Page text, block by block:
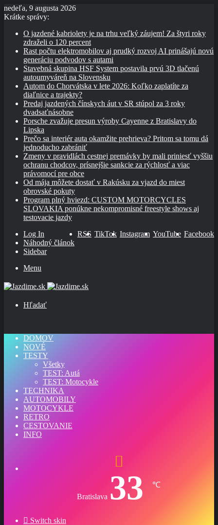
nedeľa, 9 augusta 2026
Krátke správy:
O jazdené kabriolety je na trhu veľký záujem! Za štyri roky
zdraželi o 120 percent
Rast počtu elektromobilov aj prudký rozvoj AI prinášajú novú
generáciu podvodov s autami
Stavebná skupina HSF System postavila prvú 3D tlačenú
autoumyváreň na Slovensku
Autom do Chorvátska v lete 2026: Koľko zaplatíte za
diaľnice a trajekty?
Predaj jazdených čínskych áut v SR stúpol za 3 roky
dvadsaťnásobne
Porsche zvažuje presun výroby Cayenne z Bratislavy do
Lipska
Prečo sa interiér auta okamžite prehrieva? Pritom sa tomu dá
jednoducho zabrániť
Zmeny v pravidlách cestnej premávky by mali priniesť vyššiu
ochranu chodcov, prísnejšie sankcie za rýchlosť a viac
právomocí pre obce
Od mája môžete dostať v Rakúsku za vjazd do miest
obrovské pokuty
Program plný hviezd: CUSTOM MOTORCYCLES
SLOVAKIA ponúkne nekompromisné freestyle shows aj
testovacie jazdy
Facebook
YouTube
Instagram
TikTok
RSS
Log In
Náhodný článok
Sidebar
Menu
Hľadať
DOMOV
NOVÉ
TESTY
Všetky
TEST: Autá
TEST: Motocykle
TECHNIKA
AUTOMOBILY
MOTOCYKLE
RETRO
CESTOVANIE
INFO
Bratislava 33 ℃
Switch skin